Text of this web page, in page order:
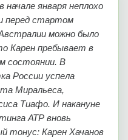
начале января неплохо
перед стартом
можно было
Карен пребывает в
состоянии. В
России успела
Миральеса,
Тиафо. И накануне
АТР вновь
тонус: Карен Хачанов